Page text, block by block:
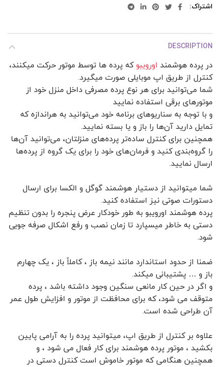
اشتراک
DESCRIPTION
در پرده هوشمند اورویبوکه پرده ها توسط موتور حرکت میکنند،
کنترل از طریق اپ موبایلی صورت میگیرد.
شما می‌توانید برای هر نوع پرده مصرفی داخل منزل خود از
موتورهای برقی استفاده نمایید
و با توجه به سناریوهای برنامه خود می‌توانید به هراندازه که
تمایل دارید آن‌ها را باز و یا بسته نمایید.
همچنین برای کنترل ساده‌تر پرده‌های منزلتان، می‌توانید آن‌ها
را گروه‌بندی کنید و فرمان‌های خود را برای یک گروه از پرده‌ها
ارسال نمایید.
شما میتوانید از دستیار هوشمند گوگل و الکسا برای ارسال
دستورات صوتی نیز استفاده کنید.
پرده هوشمند اورویبو به طور خودکار عرض پنجره را بدون تنظیم
دستی به خاطر میسپارد تا زمان نصب و رفع اشکال صرفه جویی
شود.
ضمنا از حدود استاندارد مانند نیمه باز ، کاملاً باز ، یک چهارم
باز و … پشتیبانی میکند.
و اگر در حین کار مانعی سنگین وجود داشته باشد ، پرده
متوقف می شود، که برای محافظت از موتور و افزایش طول عمر
آن طراحی شده است.
علاوه بر کنترل از طریق اپ، میتوانید پرده را به آرامی پایین
بکشید ، موتور پرده هوشمند برای کار فعال می شود ، و
همچنین هنگامی که موتور خاموش است کنترل دستی در